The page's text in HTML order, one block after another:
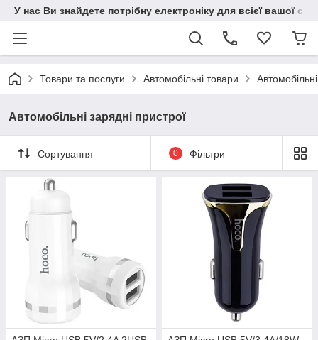
У нас Ви знайдете потрібну електроніку для всієї вашої
Товари та послуги Автомобільні товари
Автомобільні зарядні пристрої
Сортування 0 Фільтри